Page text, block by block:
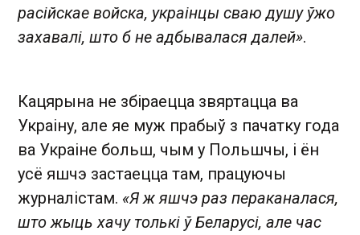
расійскае войска, украінцы сваю душу ўжо
захавалі, што б не адбывалася далей».
Кацярына не збіраецца звяртацца ва
Украіну, але яе муж прабыў з пачатку года
ва Украіне больш, чым у Польшчы, і ён
усё яшчэ застаецца там, працуючы
журналістам. «Я ж яшчэ раз пераканалася,
што жыць хачу толькі ў Беларусі, але час